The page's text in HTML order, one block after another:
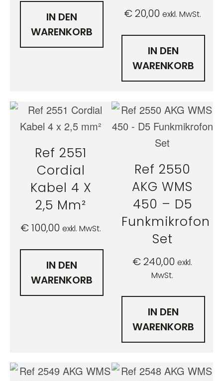
IN DEN
WARENKORB
€20,00 exkl. MwSt.
IN DEN
WARENKORB
Ref 2551
Cordial
Kabel 4 X
2,5 Mm²
€100,00 exkl. MwSt.
IN DEN
WARENKORB
Ref 2550
AKG WMS
450 – D5
Funkmikrofon
Set
€240,00 exkl.
MwSt.
IN DEN
WARENKORB